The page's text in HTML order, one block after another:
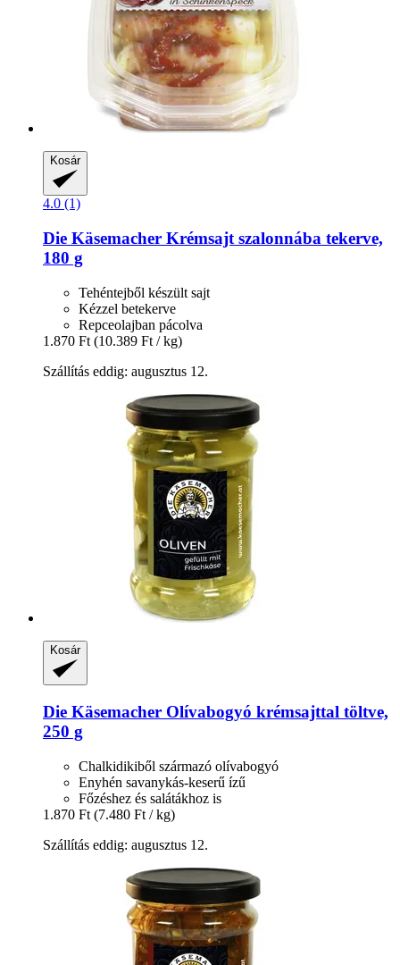
Kosár
4.0 (1)
Die Käsemacher Krémsajt szalonnába tekerve,
180 g
Tehéntejből készült sajt
Kézzel betekerve
Repceolajban pácolva
1.870 Ft (10.389 Ft / kg)
Szállítás eddig: augusztus 12.
Kosár
Die Käsemacher Olívabogyó krémsajttal töltve,
250 g
Chalkidikiből származó olívabogyó
Enyhén savanykás-keserű ízű
Főzéshez és salátákhoz is
1.870 Ft (7.480 Ft / kg)
Szállítás eddig: augusztus 12.